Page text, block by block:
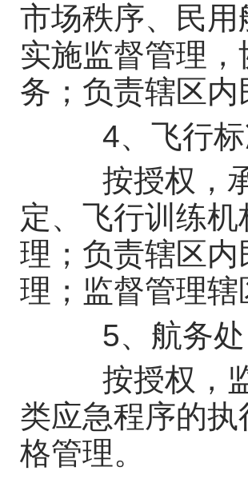
市场秩序、民
实施监督管理
务；负责辖区
4、飞行标
按授权，承
定、飞行训练
理；负责辖区
理；监督管理
5、航务处
按授权，监
类应急程序的
格管理。